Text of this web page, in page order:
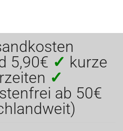
5,90€ ✓ kurze
✓
ab 50€